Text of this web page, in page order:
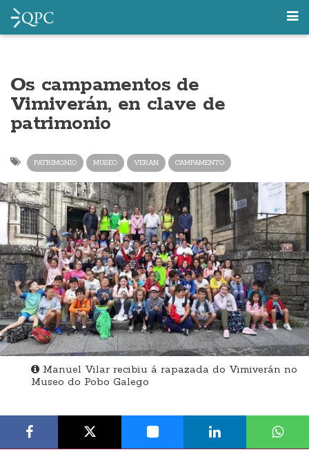
Os campamentos de
Vimiverán, en clave de
patrimonio
PATRIMONIO MUSEO VERAN CAMPAMENTO
Manuel Vilar recibiu á rapazada do Vimiverán no
Museo do Pobo Galego